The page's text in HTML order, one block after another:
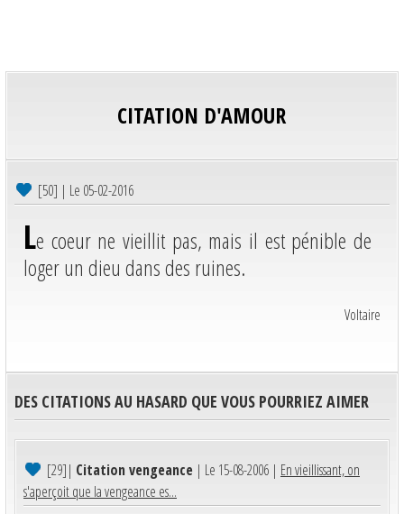
CITATION D'AMOUR
[50] | Le 05-02-2016
Le coeur ne vieillit pas, mais il est pénible de
loger un dieu dans des ruines.
Voltaire
DES CITATIONS AU HASARD QUE VOUS POURRIEZ AIMER
[29]| Citation vengeance | Le 15-08-2006 | En vieillissant, on
s'aperçoit que la vengeance es...